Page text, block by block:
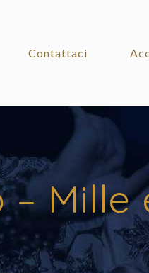
Contattaci
– Mille